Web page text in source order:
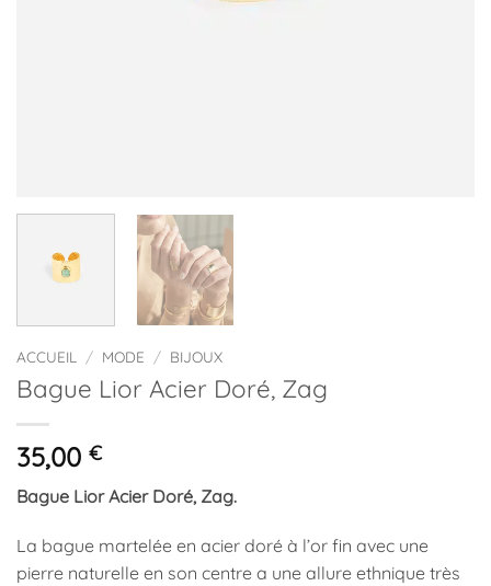
ACCUEIL / MODE / BIJOUX
Bague Lior Acier Doré, Zag
35,00 €
Bague Lior Acier Doré, Zag.
La bague martelée en acier doré à l’or fin avec une
pierre naturelle en son centre a une allure ethnique très